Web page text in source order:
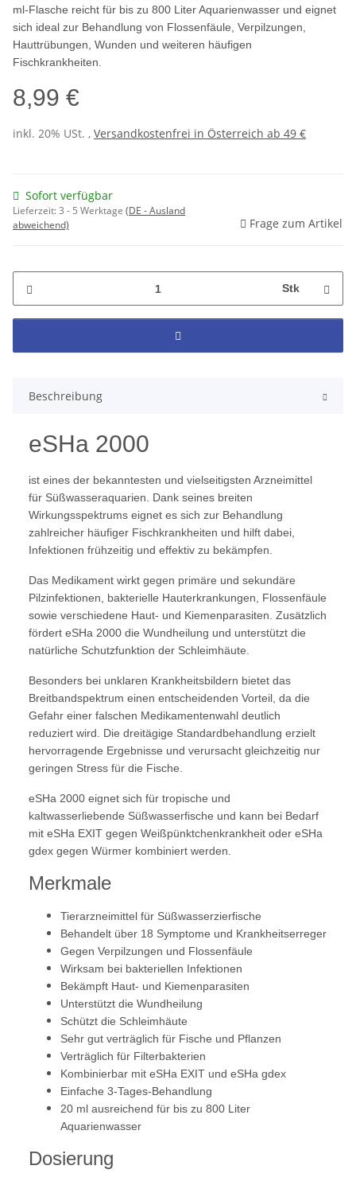
ml-Flasche reicht für bis zu 800 Liter Aquarienwasser und eignet
sich ideal zur Behandlung von Flossenfäule, Verpilzungen,
Hauttrübungen, Wunden und weiteren häufigen
Fischkrankheiten.
8,99 €
inkl. 20% USt. , Versandkostenfrei in Österreich ab 49 €
Sofort verfügbar
Lieferzeit:3 - 5 Werktage (DE - Ausland
abweichend)
Frage zum Artikel
Stk
Beschreibung
eSHa 2000
ist eines der bekanntesten und vielseitigsten Arzneimittel
für Süßwasseraquarien. Dank seines breiten
Wirkungsspektrums eignet es sich zur Behandlung
zahlreicher häufiger Fischkrankheiten und hilft dabei,
Infektionen frühzeitig und effektiv zu bekämpfen.
Das Medikament wirkt gegen primäre und sekundäre
Pilzinfektionen, bakterielle Hauterkrankungen, Flossenfäule
sowie verschiedene Haut- und Kiemenparasiten. Zusätzlich
fördert eSHa 2000 die Wundheilung und unterstützt die
natürliche Schutzfunktion der Schleimhäute.
Besonders bei unklaren Krankheitsbildern bietet das
Breitbandspektrum einen entscheidenden Vorteil, da die
Gefahr einer falschen Medikamentenwahl deutlich
reduziert wird. Die dreitägige Standardbehandlung erzielt
hervorragende Ergebnisse und verursacht gleichzeitig nur
geringen Stress für die Fische.
eSHa 2000 eignet sich für tropische und
kaltwasserliebende Süßwasserfische und kann bei Bedarf
mit eSHa EXIT gegen Weißpünktchenkrankheit oder eSHa
gdex gegen Würmer kombiniert werden.
Merkmale
Tierarzneimittel für Süßwasserzierfische
Behandelt über 18 Symptome und Krankheitserreger
Gegen Verpilzungen und Flossenfäule
Wirksam bei bakteriellen Infektionen
Bekämpft Haut- und Kiemenparasiten
Unterstützt die Wundheilung
Schützt die Schleimhäute
Sehr gut verträglich für Fische und Pflanzen
Verträglich für Filterbakterien
Kombinierbar mit eSHa EXIT und eSHa gdex
Einfache 3-Tages-Behandlung
20 ml ausreichend für bis zu 800 Liter
Aquarienwasser
Dosierung